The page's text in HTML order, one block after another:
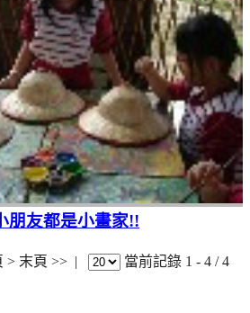
朋友都是小畫家!!
> 末頁 >> | 當前記錄 1 - 4 / 4